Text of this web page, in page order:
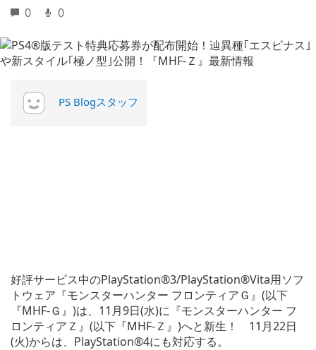
0 0
PS Blogスタッフ
好評サービス中のPlayStation®3/PlayStation®Vita用ソフ
トウェア『モンスターハンター フロンティアＧ』(以下
『MHF-Ｇ』)は、11月9日(水)に『モンスターハンター フ
ロンティアＺ』(以下『MHF-Ｚ』)へと新生！ 11月22日
(火)からは、PlayStation®4にも対応する。